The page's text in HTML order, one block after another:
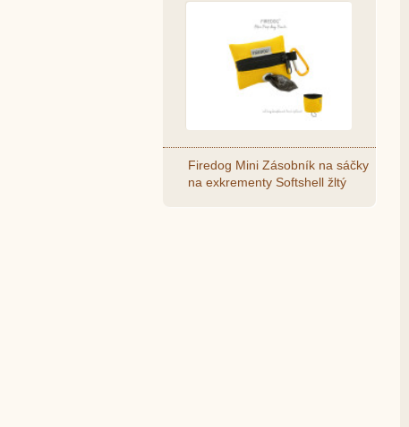
Firedog Mini Zásobník na sáčky
na exkrementy Softshell žltý